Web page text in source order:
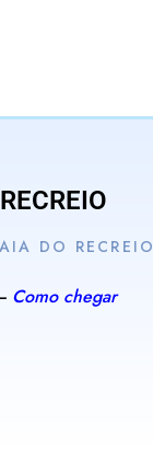
DO RECREIO
Como chegar